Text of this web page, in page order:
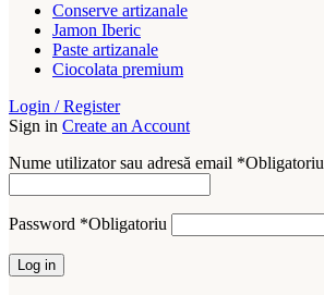
Conserve artizanale
Jamon Iberic
Paste artizanale
Ciocolata premium
Login / Register
Sign in Create an Account
Nume utilizator sau adresă email *Obligatoriu
Password *Obligatoriu
Log in